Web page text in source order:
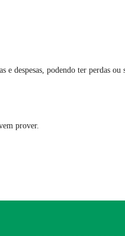
despesas, podendo ter perdas ou
prover.